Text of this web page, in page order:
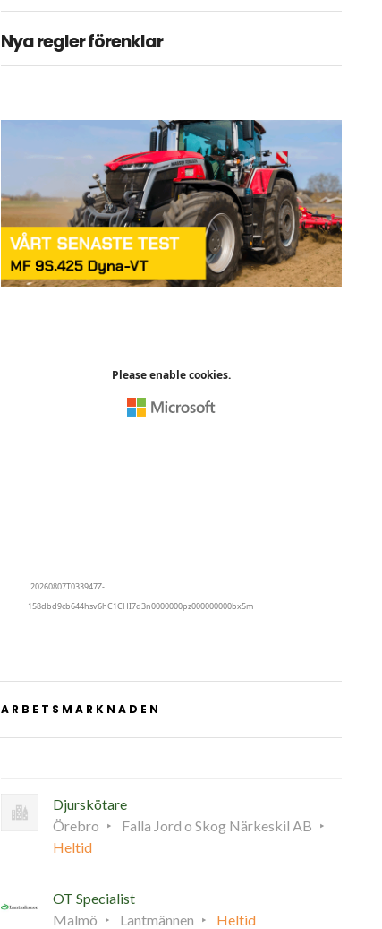
Nya regler förenklar
ARBETSMARKNADEN
Djurskötare
Örebro
Falla Jord o Skog Närkeskil AB
Heltid
OT Specialist
Malmö
Lantmännen Heltid